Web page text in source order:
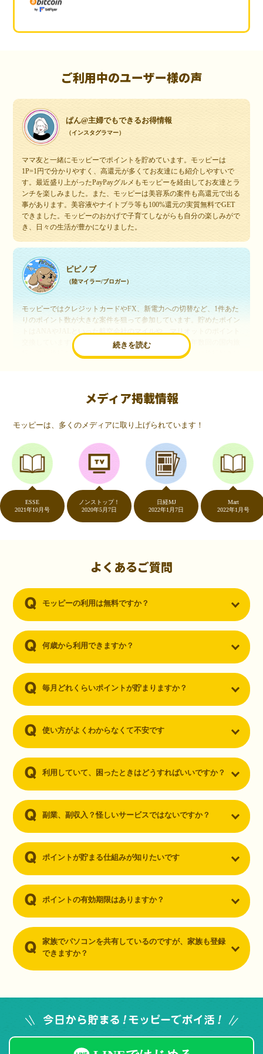
ご利用中のユーザー様の声
ぱん@主婦でもできるお得情報
（インスタグラマー）
ママ友と一緒にモッピーでポイントを貯めています。モッピーは
1P=1円で分かりやすく、高還元が多くてお友達にも紹介しやすいで
す。最近盛り上がったPayPayグルメもモッピーを経由してお友達とラ
ンチを楽しみました。また、モッピーは美容系の案件も高還元で出る
事があります。美容液やナイトブラ等も100%還元の実質無料でGET
できました。モッピーのおかげで子育てしながらも自分の楽しみがで
き、日々の生活が豊かになりました。
続きを読む
ピピノブ
（陸マイラー/ブロガー）
モッピーではクレジットカードやFX、新電力への切替など、1件あた
りのポイント数が大きな案件を狙って参加しています。貯めたポイン
交換しています。このようにすることで、ほぼ無料で年数回の国内旅
行や海外旅行を実現しています。モッピーは陸マイラーや旅行好きに
いつものネットショッピングが、モッピーでお得
（20代・女性）
友達に勧められてモッピーをはじめました。空いた時間にスマホで買
い物をすることが多いのですが、モッピーを経由するだけでショップ
のポイントとモッピーのポイントが二重で貯まることを知り、ビック
リ…！いつものネットショッピングをモッピーを経由するだけでポイ
ントが貯まるなんて…もっと早く教えてほしかった～！貯まったポイ
ントはギフト券に交換して、プチ贅沢を楽しんでます♪
（30代・男性）
ーを知りました。クレジットカードを発行するだけでポイントが貯ま
るならと無料登録して、クレジットカードの発行やアプリダウンロー
メディア掲載情報
モッピーは、多くのメディアに取り上げられています！
2021年10月号
ノンストップ！
2020年5月7日
日経MJ
2022年1月7日
2022年1月号
よくあるご質問
モッピーの利用は無料ですか？
何歳から利用できますか？
毎月どれくらいポイントが貯まりますか？
使い方がよくわからなくて不安です
利用していて、困ったときはどうすればいいですか？
副業、副収入？怪しいサービスではないですか？
ポイントが貯まる仕組みが知りたいです
ポイントの有効期限はありますか？
家族でパソコンを共有しているのですが、家族も登録
できますか？